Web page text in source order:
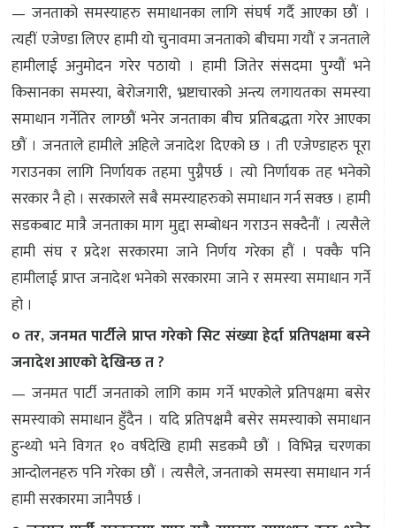
— जनताको समस्याहरु समाधानका लागि संघर्ष गर्दै आएका छौं ।
त्यहीं एजेण्डा लिएर हामी यो चुनावमा जनताको बीचमा गयौं र जनताले
हामीलाई अनुमोदन गरेर पठायो । हामी जितेर संसदमा पुग्यौं भने
किसानका समस्या, बेरोजगारी, भ्रष्टाचारको अन्त्य लगायतका समस्या
समाधान गर्नेतिर लाग्छौं भनेर जनताका बीच प्रतिबद्धता गरेर आएका
छौं । जनताले हामीले अहिले जनादेश दिएको छ । ती एजेण्डाहरु पूरा
गराउनका लागि निर्णायक तहमा पुग्नैपर्छ । त्यो निर्णायक तह भनेको
सरकार नै हो । सरकारले सबै समस्याहरुको समाधान गर्न सक्छ । हामी
सडकबाट मात्रै जनताका माग मुद्दा सम्बोधन गराउन सक्दैनौं । त्यसैले
हामी संघ र प्रदेश सरकारमा जाने निर्णय गरेका हौं । पक्कै पनि
हामीलाई प्राप्त जनादेश भनेको सरकारमा जाने र समस्या समाधान गर्ने
हो ।
० तर, जनमत पार्टीले प्राप्त गरेको सिट संख्या हेर्दा प्रतिपक्षमा बस्ने
जनादेश आएको देखिन्छ त ?
— जनमत पार्टी जनताको लागि काम गर्ने भएकोले प्रतिपक्षमा बसेर
समस्याको समाधान हुँदैन । यदि प्रतिपक्षमै बसेर समस्याको समाधान
हुन्थ्यो भने विगत १० वर्षदेखि हामी सडकमै छौं । विभिन्न चरणका
आन्दोलनहरु पनि गरेका छौं । त्यसैले, जनताको समस्या समाधान गर्न
हामी सरकारमा जानैपर्छ ।